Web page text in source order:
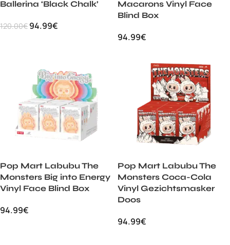
Ballerina ‘Black Chalk’
120.00€ 94.99€
Macarons Vinyl Face
Blind Box
94.99€
Pop Mart Labubu The
Monsters Big into Energy
Vinyl Face Blind Box
94.99€
Pop Mart Labubu The
Monsters Coca-Cola
Vinyl Gezichtsmasker
Doos
94.99€